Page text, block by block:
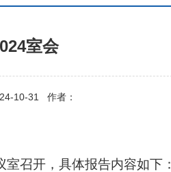
室会
10-31 作者：
室召开，具体报告内容如下：